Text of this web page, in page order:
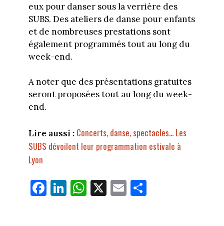
eux pour danser sous la verrière des
SUBS. Des ateliers de danse pour enfants
et de nombreuses prestations sont
également programmés tout au long du
week-end.
A noter que des présentations gratuites
seront proposées tout au long du week-
end.
Lire aussi : Concerts, danse, spectacles... Les
SUBS dévoilent leur programmation estivale à
Lyon
Fa
ce
Li
nk
W
ha
X E
m
Pa